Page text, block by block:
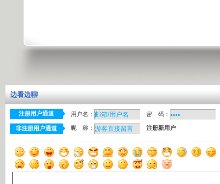
边看边聊
注册用户通道 用户名： 密 码：
非注册用户通道 昵 称： 注册新用户